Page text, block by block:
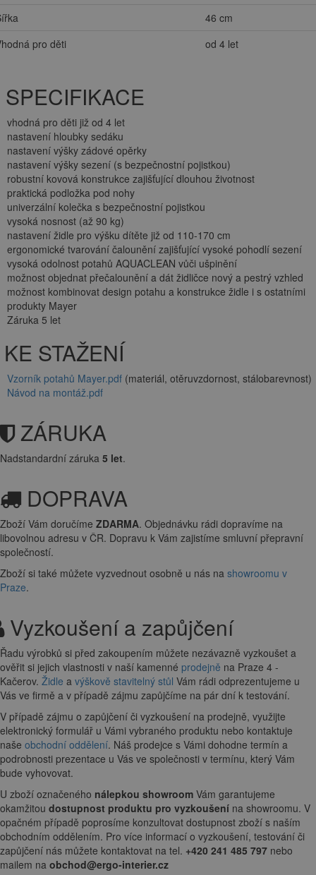
46 cm
pro děti
od 4 let
SPECIFIKACE
vhodná pro děti již od 4 let
nastavení hloubky sedáku
nastavení výšky zádové opěrky
nastavení výšky sezení (s bezpečnostní pojistkou)
robustní kovová konstrukce zajišťující dlouhou životnost
praktická podložka pod nohy
univerzální kolečka s bezpečnostní pojistkou
vysoká nosnost (až 90 kg)
nastavení židle pro výšku dítěte již od 110-170 cm
ergonomické tvarování čalounění zajišťující vysoké pohodlí sezení
vysoká odolnost potahů AQUACLEAN vůči ušpinění
možnost objednat přečalounění a dát židličce nový a pestrý vzhled
možnost kombinovat design potahu a konstrukce židle i s ostatními
produkty Mayer
Záruka 5 let
STAŽENÍ
Vzorník potahů Mayer.pdf (materiál, otěruvzdornost, stálobarevnost)
Návod na montáž.pdf
ZÁRUKA
Nadstandardní záruka 5 let.
DOPRAVA
Zboží Vám doručíme ZDARMA. Objednávku rádi dopravíme na
libovolnou adresu v ČR. Dopravu k Vám zajistíme smluvní přepravní
společností.
Zboží si také můžete vyzvednout osobně u nás na showroomu v
Praze.
Vyzkoušení a zapůjčení
Řadu výrobků si před zakoupením můžete nezávazně vyzkoušet a
ověřit si jejich vlastnosti v naší kamenné prodejně na Praze 4 -
Kačerov. Židle a výškově stavitelný stůl Vám rádi odprezentujeme u
Vás ve firmě a v případě zájmu zapůjčíme na pár dní k testování.
V případě zájmu o zapůjčení či vyzkoušení na prodejně, využijte
elektronický formulář u Vámi vybraného produktu nebo kontaktuje
naše obchodní oddělení. Náš prodejce s Vámi dohodne termín a
podrobnosti prezentace u Vás ve společnosti v termínu, který Vám
bude vyhovovat.
U zboží označeného nálepkou showroom Vám garantujeme
okamžitou dostupnost produktu pro vyzkoušení na showroomu. V
opačném případě poprosíme konzultovat dostupnost zboží s naším
obchodním oddělením. Pro více informací o vyzkoušení, testování či
zapůjčení nás můžete kontaktovat na tel. +420 241 485 797 nebo
mailem na obchod@ergo-interier.cz